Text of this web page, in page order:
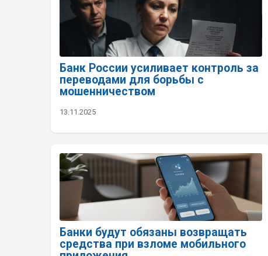
Банк России усиливает контроль за
переводами для борьбы с
мошенничеством
13.11.2025
Банки будут обязаны возвращать
средства при взломе мобильного